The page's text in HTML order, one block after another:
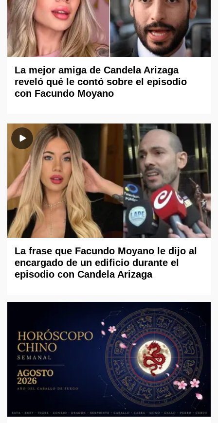
La mejor amiga de Candela Arizaga
reveló qué le contó sobre el episodio
con Facundo Moyano
La frase que Facundo Moyano le dijo al
encargado de un edificio durante el
episodio con Candela Arizaga